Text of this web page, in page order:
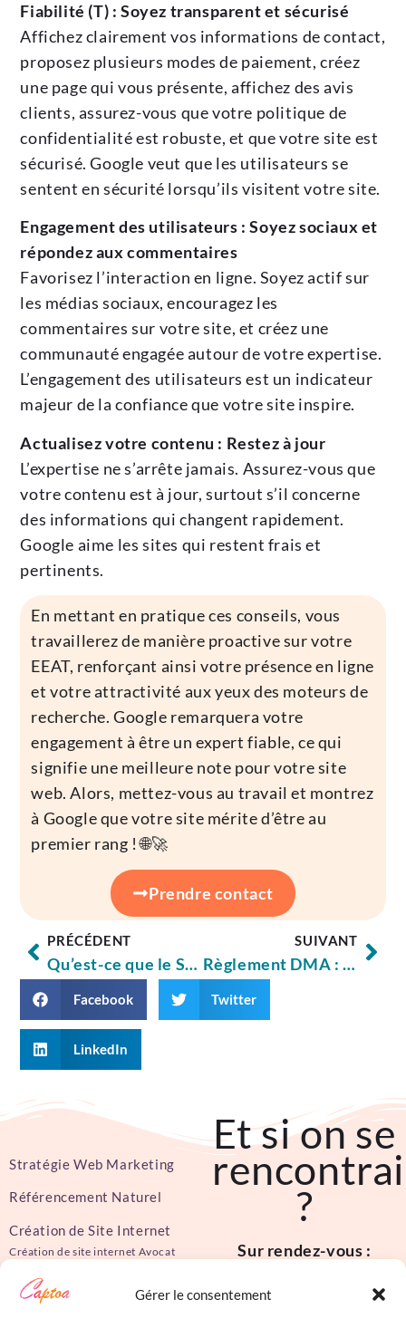
Gérer le consentement
Fiabilité (T) : Soyez transparent et sécurisé
Affichez clairement vos informations de contact,
proposez plusieurs modes de paiement, créez
une page qui vous présente, affichez des avis
clients, assurez-vous que votre politique de
confidentialité est robuste, et que votre site est
sécurisé. Google veut que les utilisateurs se
sentent en sécurité lorsqu’ils visitent votre site.
Engagement des utilisateurs : Soyez sociaux et
répondez aux commentaires
Favorisez l’interaction en ligne. Soyez actif sur
les médias sociaux, encouragez les
commentaires sur votre site, et créez une
communauté engagée autour de votre expertise.
L’engagement des utilisateurs est un indicateur
majeur de la confiance que votre site inspire.
Actualisez votre contenu : Restez à jour
L’expertise ne s’arrête jamais. Assurez-vous que
votre contenu est à jour, surtout s’il concerne
des informations qui changent rapidement.
Google aime les sites qui restent frais et
pertinents.
En mettant en pratique ces conseils, vous
travaillerez de manière proactive sur votre
EEAT, renforçant ainsi votre présence en ligne
et votre attractivité aux yeux des moteurs de
recherche. Google remarquera votre
engagement à être un expert fiable, ce qui
signifie une meilleure note pour votre site
web. Alors, mettez-vous au travail et montrez
à Google que votre site mérite d’être au
premier rang ! 🌐🚀
Prendre contact
PRÉCÉDENT
Qu’est-ce que le SEO on-Page ou SEO on-site ?
SUIVANT
Règlement DMA : son impact sur la visibilité des entreprises locales
Facebook Twitter
LinkedIn
Stratégie Web Marketing
Référencement Naturel
Création de Site Internet
Création de site internet Avocat
Création de site internet
Restaurant
Et si on se
?
Sur rendez-vous :
86 rue Pierre et Marie